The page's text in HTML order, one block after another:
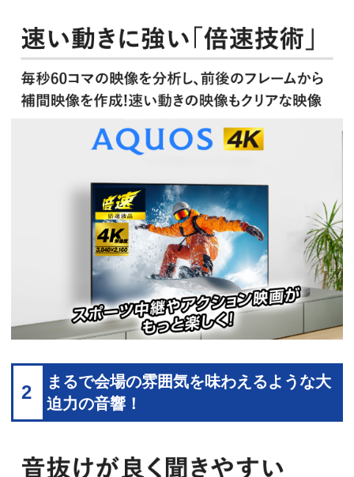
2
まるで会場の雰囲気を味わえるような大
迫力の音響！